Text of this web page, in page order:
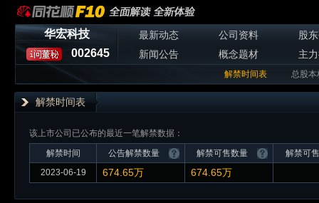
华宏科技
002645
最新动态 公司资料
股
新闻公告
概念题材 主
解禁时间表 总股本
解禁时间表
该上市公司已公布的最近一笔解禁数据：
解禁时间
公告解禁数量 解禁可售数量
解禁可
2023-06-19
674.65万 674.65万